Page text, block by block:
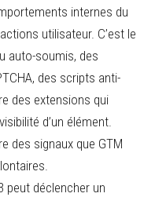
internes du
utilisateur. C’est le
auto-soumis, des
des scripts anti-
des extensions qui
d’un élément.
des signaux que GTM
peut déclencher un